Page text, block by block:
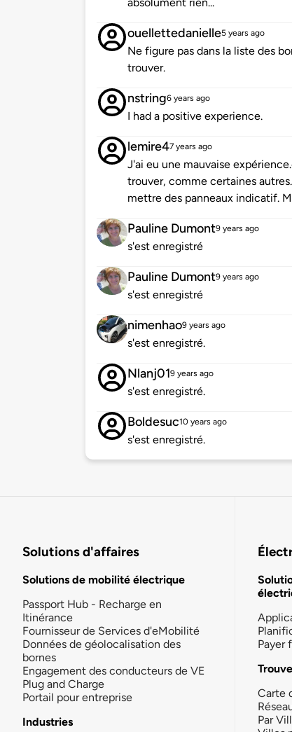
ouellettedanielle5 years ago
Ne figure pas dans la liste des
trouver.
nstring6 years ago
I had a positive experience.
lemire47 years ago
J'ai eu une mauvaise
trouver, comme certaines
mettre des panneaux indicatif.
Pauline Dumont9 years ago
s'est enregistré
Pauline Dumont9 years ago
s'est enregistré
nimenhao9 years ago
s'est enregistré.
Nlanj019 years ago
s'est enregistré.
Boldesuc10 years ago
s'est enregistré.
Solutions d'affaires
Solutions de mobilité électrique
Passport Hub - Recharge en
Itinérance
Fournisseur de Services d'eMobilité
Données de géolocalisation des
bornes
Engagement des conducteurs de VE
Plug and Charge
Portail pour entreprise
Industries
Payer
Carte
Par